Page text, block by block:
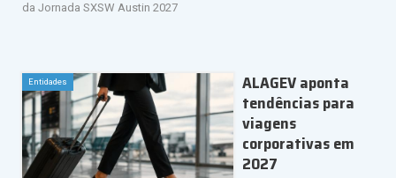
da Jornada SXSW Austin 2027
Entidades
ALAGEV aponta
tendências para
viagens
corporativas em
2027